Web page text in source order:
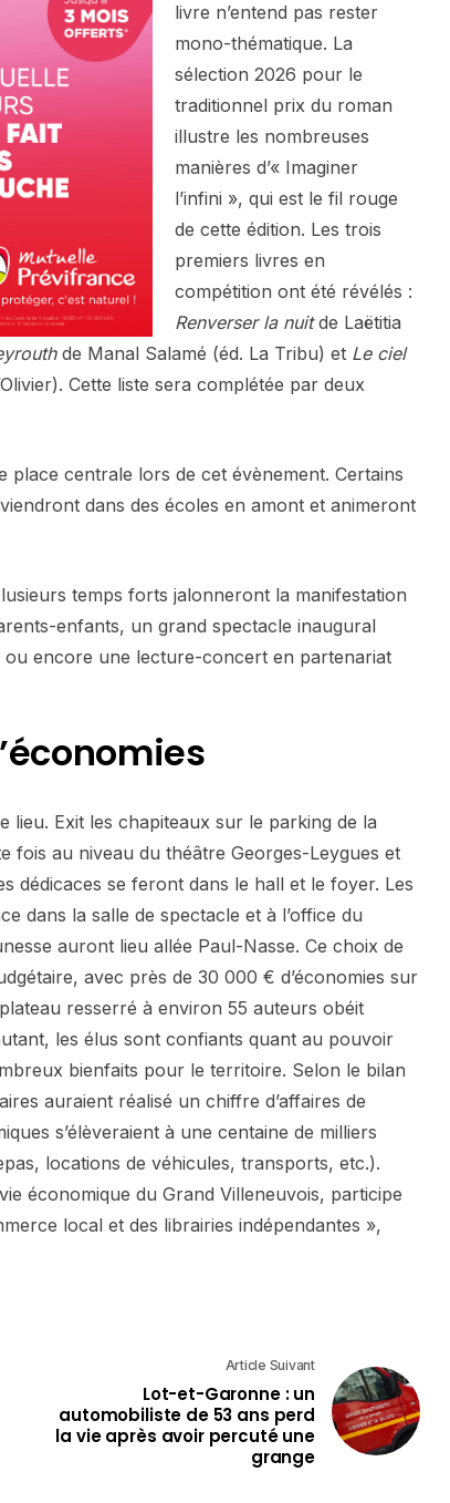
livre n’entend pas rester
mono-thématique. La
sélection 2026 pour le
traditionnel prix du roman
illustre les nombreuses
manières d’« Imaginer
l’infini », qui est le fil rouge
de cette édition. Les trois
premiers livres en
compétition ont été révélés :
Renverser la nuitde Laëtitia
de Manal Salamé (éd. La Tribu) et Le ciel
Cette liste sera complétée par deux
place centrale lors de cet évènement. Certains
dans des écoles en amont et animeront
temps forts jalonneront la manifestation
enfants, un grand spectacle inaugural
encore une lecture-concert en partenariat
lieu. Exit les chapiteaux sur le parking de la
fois au niveau du théâtre Georges-Leygues et
dédicaces se feront dans le hall et le foyer. Les
dans la salle de spectacle et à l’office du
auront lieu allée Paul-Nasse. Ce choix de
avec près de 30 000 € d’économies sur
resserré à environ 55 auteurs obéit
les élus sont confiants quant au pouvoir
bienfaits pour le territoire. Selon le bilan
auraient réalisé un chiffre d’affaires de
s’élèveraient à une centaine de milliers
locations de véhicules, transports, etc.).
économique du Grand Villeneuvois, participe
local et des librairies indépendantes »,
Article Suivant
Lot-et-Garonne : un
automobiliste de 53 ans perd
la vie après avoir percuté une
grange